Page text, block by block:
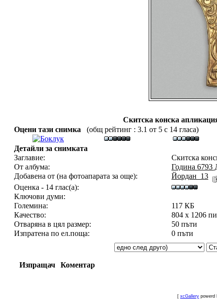
Скитска конска
Оцени тази снимка
(общ рейтинг : 3.1 от 5 с 14 гласа)
Детайли за снимката
Заглавие:
Скитска
От албума:
Година
Добавена от (на фотоапарата за още):
Йордан_13
Оценка - 14 глас(а):
Ключови думи:
Големина:
117 КБ
Качество:
804 x 1206
Отваряна в цял размер:
50 пъти
Изпратена по ел.поща:
0 пъти
Изпращач Коментар
[ xcGallery